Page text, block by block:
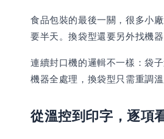
食品包裝的最後一關，很多小
要半天。換袋型還要另外找機
連續封口機的邏輯不一樣：袋
機器全處理，換袋型只需重調
從溫控到印字，逐項